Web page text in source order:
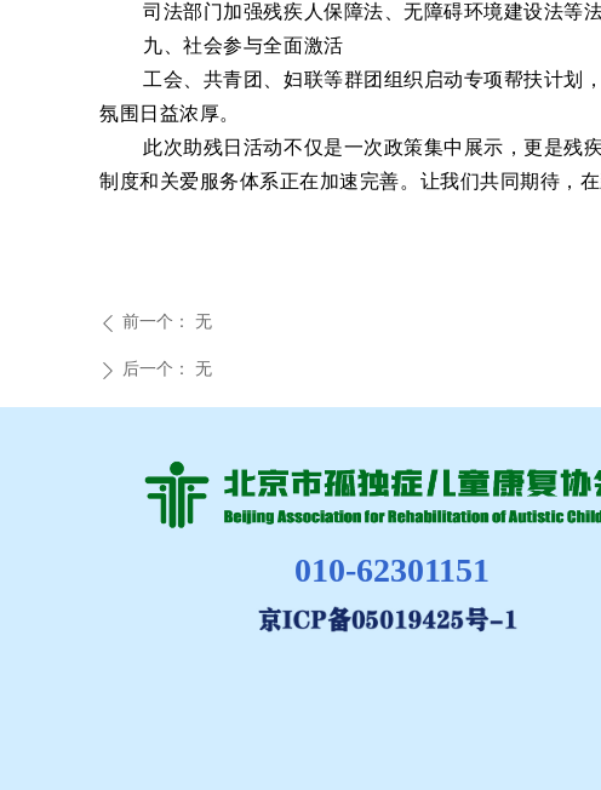
司法部门加强残疾人保障法、无障碍环境建设法等法
九、社会参与全面激活
工会、共青团、妇联等群团组织启动专项帮扶计划，
氛围日益浓厚。
此次助残日活动不仅是一次政策集中展示，更是
制度和关爱服务体系正在加速完善。让我们共同期待，
ꄴ 前一个： 无
ꄲ 后一个： 无
010-62301151